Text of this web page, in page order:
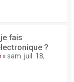
fais
?
« sam. juil. 18,